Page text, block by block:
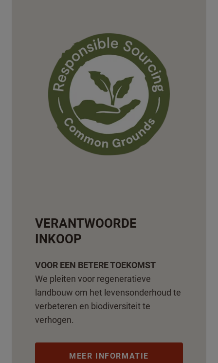
VERANTWOORDE
INKOOP
VOOR EEN BETERE TOEKOMST
We pleiten voor regeneratieve
landbouw om het levensonderhoud te
verbeteren en biodiversiteit te
verhogen.
MEER INFORMATIE